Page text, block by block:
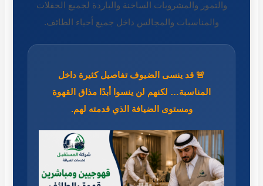
والتمور والمشروبات الساخنة والباردة لجميع الحفلات
والمناسبات والمجالس داخل جميع أحياء الطائف.
🚨 قد ينسى الضيوف تفاصيل كثيرة داخل
المناسبة… لكنهم لن ينسوا أبدًا مذاق القهوة
ومستوى الضيافة الذي قدمته لهم.